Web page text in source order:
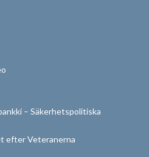
– Säkerhetspolitiska
efter Veteranerna